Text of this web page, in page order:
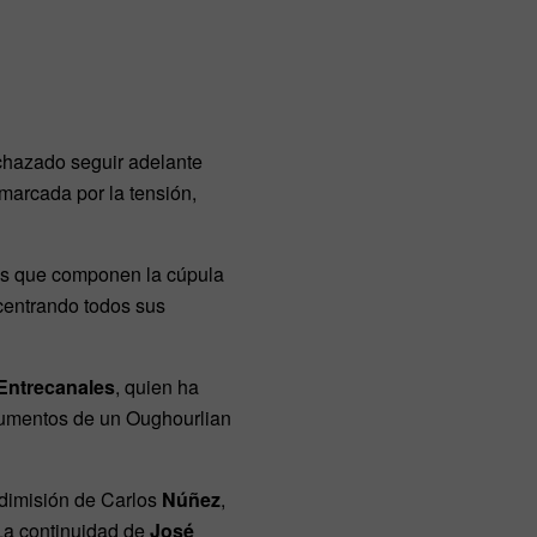
seguir adelante
por la tensión,
que componen la cúpula
todos sus
, quien ha
de un Oughourlian
de Carlos Núñez,
continuidad de José